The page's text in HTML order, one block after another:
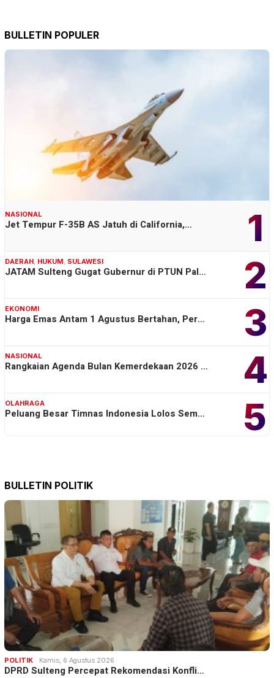
BULLETIN POPULER
1
NASIONAL
Jet Tempur F-35B AS Jatuh di California,…
2
DAERAH, HUKUM, SULAWESI
JATAM Sulteng Gugat Gubernur di PTUN Pal…
3
EKONOMI
Harga Emas Antam 1 Agustus Bertahan, Per…
4
NASIONAL
Rangkaian Agenda Bulan Kemerdekaan 2026 …
5
OLAHRAGA
Peluang Besar Timnas Indonesia Lolos Sem…
BULLETIN POLITIK
POLITIK Kamis, 6 Agustus 2026
DPRD Sulteng Percepat Rekomendasi Konfli…